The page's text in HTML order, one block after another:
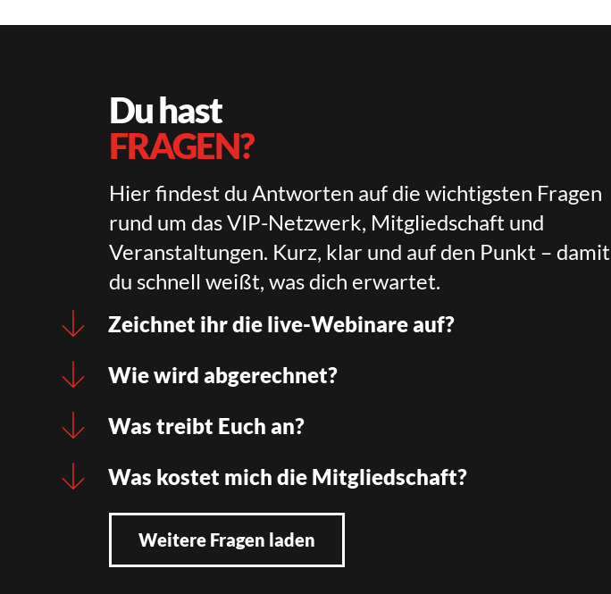
Du hast
FRAGEN?
Hier findest du Antworten auf die wichtigsten Fragen
rund um das VIP-Netzwerk, Mitgliedschaft und
Veranstaltungen. Kurz, klar und auf den Punkt – damit
du schnell weißt, was dich erwartet.
Zeichnet ihr die live-Webinare auf?
Wie wird abgerechnet?
Was treibt Euch an?
Was kostet mich die Mitgliedschaft?
Weitere Fragen laden